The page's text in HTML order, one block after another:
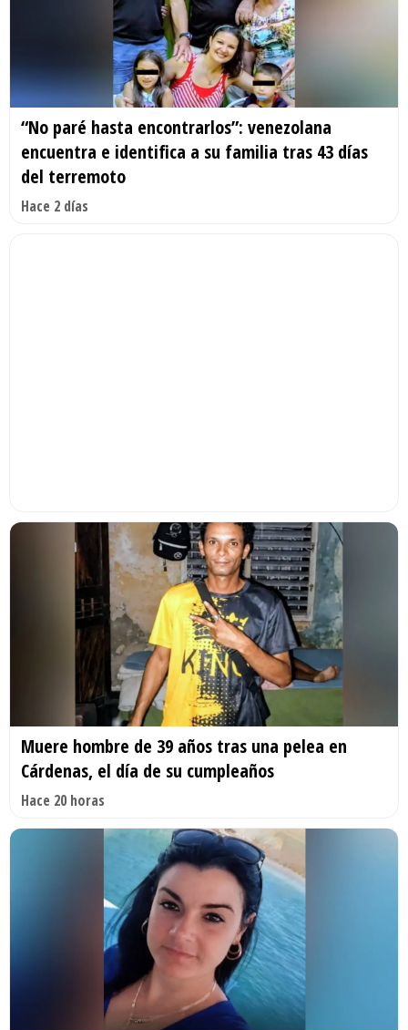
“No paré hasta encontrarlos”: venezolana
encuentra e identifica a su familia tras 43 días
del terremoto
Hace 2 días
Muere hombre de 39 años tras una pelea en
Cárdenas, el día de su cumpleaños
Hace 20 horas